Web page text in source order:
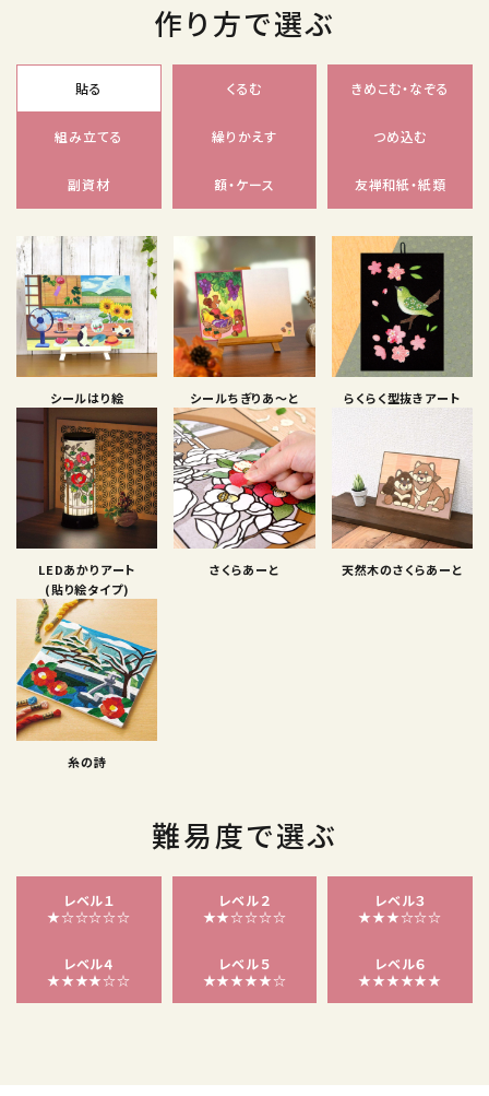
作り方で選ぶ
貼る くるむ きめこむ・なぞる
組み立てる 繰りかえす つめ込む
副資材 額・ケース 友禅和紙・紙類
シールはり絵 シールちぎりあ〜と らくらく型抜きアート
LEDあかりアート
(貼り絵タイプ)
さくらあーと 天然木のさくらあーと
糸の詩
難易度で選ぶ
レベル１
★☆☆☆☆☆
レベル２
★★☆☆☆☆
レベル３
★★★☆☆☆
レベル４
★★★★☆☆
レベル５
★★★★★☆
レベル６
★★★★★★